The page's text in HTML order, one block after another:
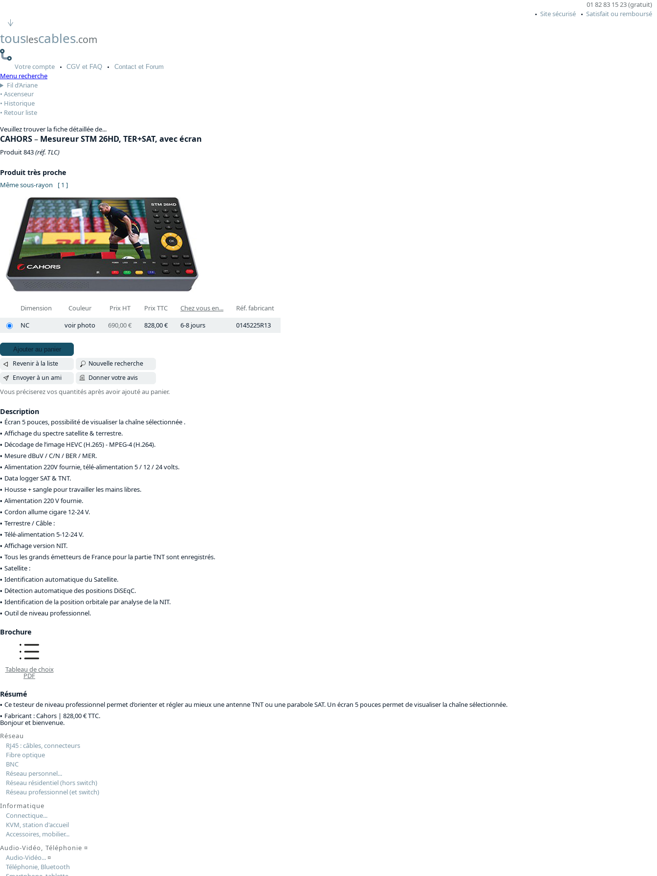
01 82 83 15 23 (gratuit)
Site sécurisé
Satisfait ou remboursé
touslescables.com
Votrecompte CGV et FAQ Contactet Forum
Menu recherche
Fil d’Ariane
Ascenseur
Historique
Retour liste
Veuillez trouver la fiche détaillée de...
CAHORS– Mesureur STM 26HD, TER+SAT, avec écran
Produit 843(réf. TLC)
Produit très proche
Même sous-rayon [ 1 ]
Dimension Couleur Prix HT Prix TTC Chez vous en...
Réf. fabricant
NC
voir photo 690,00 € 828,00 € 6-8 jours 0145225R13
Ajouter au panier
Revenir à la liste
Nouvelle recherche
Envoyer à un ami
Donner votre avis
Vous préciserez vos quantités après avoir ajouté au panier.
Description
Écran 5 pouces, possibilité de visualiser la chaîne sélectionnée .
Affichage du spectre satellite & terrestre.
Décodage de l’image HEVC (H.265) - MPEG-4 (H.264).
Mesure dBuV / C/N / BER / MER.
Alimentation 220V fournie, télé-alimentation 5 / 12 / 24 volts.
Data logger SAT & TNT.
Housse + sangle pour travailler les mains libres.
Alimentation 220 V fournie.
Cordon allume cigare 12-24 V.
Terrestre / Câble :
Télé-alimentation 5-12-24 V.
Affichage version NIT.
Tous les grands émetteurs de France pour la partie TNT sont enregistrés.
Satellite :
Identification automatique du Satellite.
Détection automatique des positions DiSEqC.
Identification de la position orbitale par analyse de la NIT.
Outil de niveau professionnel.
Brochure
Tableau de choix
PDF
Résumé
Ce testeur de niveau professionnel permet d’orienter et régler au mieux une antenne TNT ou une parabole SAT. Un écran 5 pouces permet de visualiser la chaîne sélectionnée.
Fabricant : Cahors | 828,00 € TTC.
Bonjour et bienvenue.
Réseau
RJ45 : câbles, connecteurs
Fibre optique
BNC
Réseau personnel...
Réseau résidentiel (hors switch)
Réseau professionnel (et switch)
Informatique
Connectique...
KVM, station d'accueil
Accessoires, mobilier...
Audio-Vidéo, Téléphonie ¤
Audio-Vidéo...¤
Téléphonie, Bluetooth